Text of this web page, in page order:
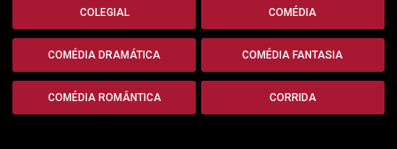
COLEGIAL COMÉDIA
COMÉDIA DRAMÁTICA COMÉDIA FANTASIA
COMÉDIA ROMÂNTICA CORRIDA